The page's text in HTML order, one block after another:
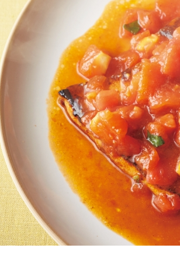
K
エ
デ
ケ
ー
シ
ョ
ナ
ル
「
み
ん
な
の
き
う
の
料